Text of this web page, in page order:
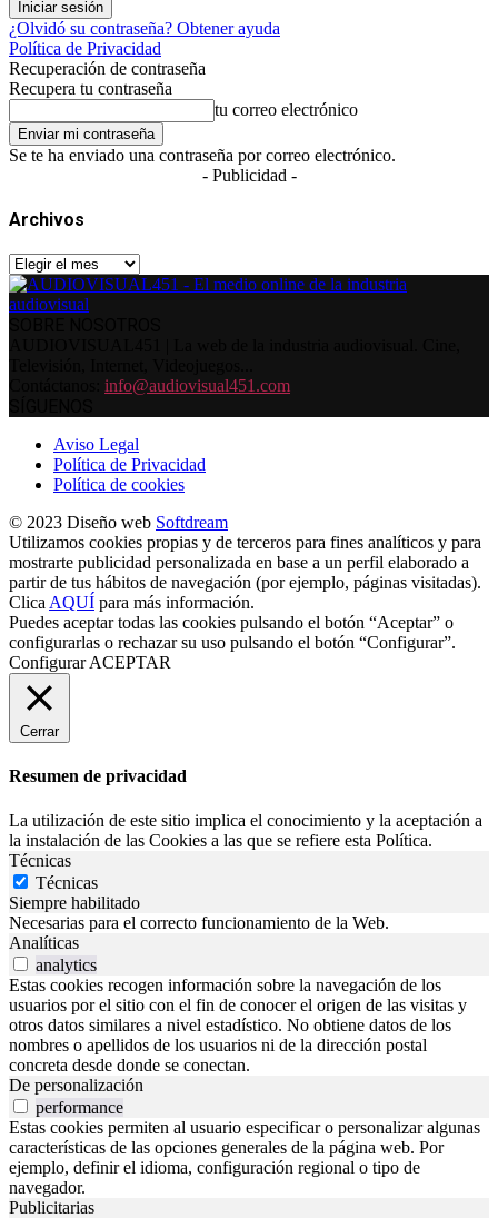
¿Olvidó su contraseña? Obtener ayuda
Política de Privacidad
Recuperación de contraseña
Recupera tu contraseña
tu correo electrónico
Se te ha enviado una contraseña por correo electrónico.
- Publicidad -
Archivos
Archivos
info@audiovisual451.com
Aviso Legal
Política de Privacidad
Política de cookies
© 2023 Diseño web Softdream
Utilizamos cookies propias y de terceros para fines analíticos y para
mostrarte publicidad personalizada en base a un perfil elaborado a
partir de tus hábitos de navegación (por ejemplo, páginas visitadas).
Clica AQUÍ para más información.
Puedes aceptar todas las cookies pulsando el botón “Aceptar” o
configurarlas o rechazar su uso pulsando el botón “Configurar”.
Configurar ACEPTAR
Cerrar
Resumen de privacidad
La utilización de este sitio implica el conocimiento y la aceptación a
la instalación de las Cookies a las que se refiere esta Política.
Técnicas
Técnicas
Siempre habilitado
Necesarias para el correcto funcionamiento de la Web.
Analíticas
analytics
Estas cookies recogen información sobre la navegación de los
usuarios por el sitio con el fin de conocer el origen de las visitas y
otros datos similares a nivel estadístico. No obtiene datos de los
nombres o apellidos de los usuarios ni de la dirección postal
concreta desde donde se conectan.
De personalización
performance
Estas cookies permiten al usuario especificar o personalizar algunas
características de las opciones generales de la página web. Por
ejemplo, definir el idioma, configuración regional o tipo de
navegador.
Publicitarias